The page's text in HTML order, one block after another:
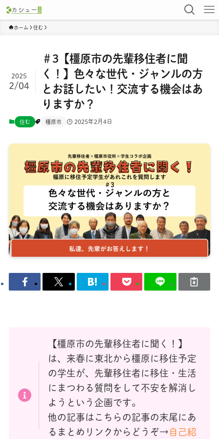
ホーム 住む
＃3【橿原市の先輩移住者に聞
く！】色々な世代・ジャンルの方
とお話したい！交流する機会はあ
りますか？
2025
2/04
住む 橿原市 2025年2月4日
【橿原市の先輩移住者に聞く！】
は、来春に東北から橿原に移住予定
の学生が、先輩移住者に移住・生活
にまつわる質問をして不安を解消し
ようという企画です。
他の記事はこちらの記事の末尾にあ
るまとめリンクからどうぞ→ 自己紹